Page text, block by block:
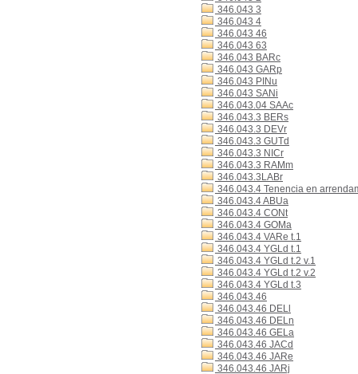
346.043 3
346.043 4
346.043 46
346.043 63
346.043 BARc
346.043 GARp
346.043 PINu
346.043 SANi
346.043.04 SAAc
346.043.3 BERs
346.043.3 DEVr
346.043.3 GUTd
346.043.3 NICr
346.043.3 RAMm
346.043.3LABr
346.043.4 Tenencia en
346.043.4 ABUa
346.043.4 CONt
346.043.4 GOMa
346.043.4 VARe t.1
346.043.4 YGLd t.1
346.043.4 YGLd t.2 v.1
346.043.4 YGLd t.2 v.2
346.043.4 YGLd t.3
346.043.46
346.043.46 DELl
346.043.46 DELn
346.043.46 GELa
346.043.46 JACd
346.043.46 JARe
346.043.46 JARj